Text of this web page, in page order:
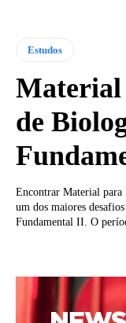
Estudos
Material
de
Encontrar Material para
um dos maiores
Fundamental II. O